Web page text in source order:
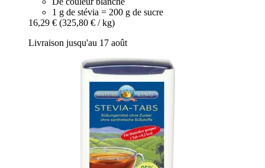
1 g de stévia = 200 g de sucre
16,29 € (325,80 € / kg)
Livraison jusqu'au 17 août